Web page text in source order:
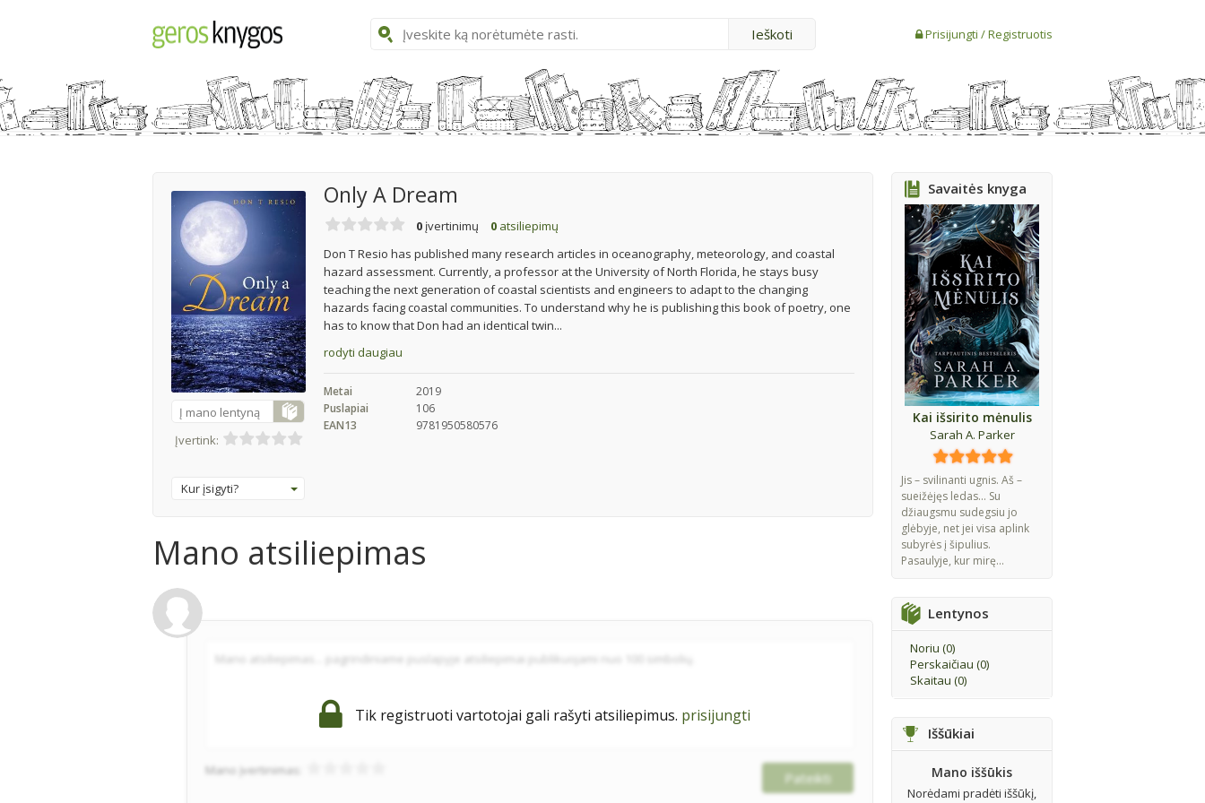
Prisijungti /Registruotis
Savaitės knyga
Kai išsirito mėnulis
Sarah A. Parker
Jis – svilinanti ugnis. Aš –
sueižėjęs ledas... Su
džiaugsmu sudegsiu jo
glėbyje, net jei visa aplink
subyrės į šipulius.
Pasaulyje, kur mirę...
Lentynos
Noriu (0)
Perskaičiau (0)
Skaitau (0)
Iššūkiai
Mano iššūkis
Norėdami pradėti iššūkį,
Į mano lentyną
Įvertink:
Kur įsigyti?
Only A Dream
0 įvertinimų 0 atsiliepimų
Don T Resio has published many research articles in oceanography, meteorology, and coastal
hazard assessment. Currently, a professor at the University of North Florida, he stays busy
teaching the next generation of coastal scientists and engineers to adapt to the changing
hazards facing coastal communities. To understand why he is publishing this book of poetry, one
has to know that Don had an identical twin...
rodyti daugiau
Metai
2019
Puslapiai
106
EAN13
9781950580576
Mano atsiliepimas
Tik registruoti vartotojai gali rašyti atsiliepimus. prisijungti
Mano įvertinimas: